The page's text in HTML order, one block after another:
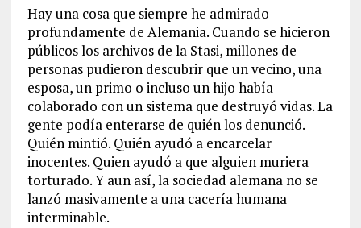
Hay una cosa que siempre he admirado
profundamente de Alemania. Cuando se hicieron
públicos los archivos de la Stasi, millones de
personas pudieron descubrir que un vecino, una
esposa, un primo o incluso un hijo había
colaborado con un sistema que destruyó vidas. La
gente podía enterarse de quién los denunció.
Quién mintió. Quién ayudó a encarcelar
inocentes. Quien ayudó a que alguien muriera
torturado. Y aun así, la sociedad alemana no se
lanzó masivamente a una cacería humana
interminable.